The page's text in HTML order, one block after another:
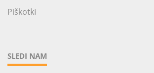
Piškotki
SLEDI NAM